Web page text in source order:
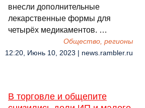
внесли дополнительные
лекарственные формы для
четырёх медикаментов. …
Общество, регионы
12:20, Июнь 10, 2023 | news.rambler.ru
В торговле и общепите